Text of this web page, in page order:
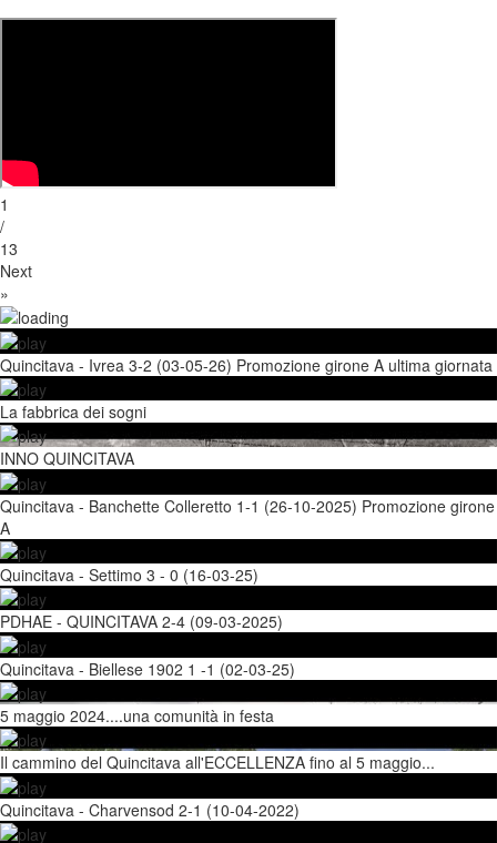
1
/
13
Next
»
Quincitava - Ivrea 3-2 (03-05-26) Promozione girone A ultima giornata
La fabbrica dei sogni
INNO QUINCITAVA
Quincitava - Banchette Colleretto 1-1 (26-10-2025) Promozione girone
A
Quincitava - Settimo 3 - 0 (16-03-25)
PDHAE - QUINCITAVA 2-4 (09-03-2025)
Quincitava - Biellese 1902 1 -1 (02-03-25)
5 maggio 2024....una comunità in festa
Il cammino del Quincitava all'ECCELLENZA fino al 5 maggio...
Quincitava - Charvensod 2-1 (10-04-2022)